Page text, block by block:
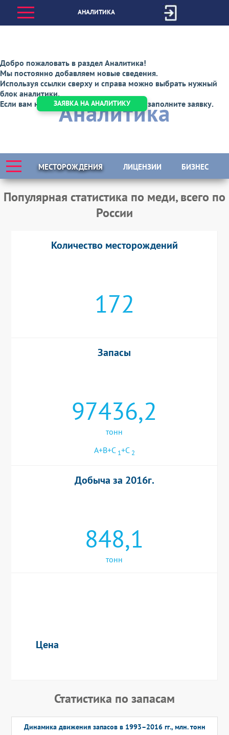
АНАЛИТИКА
Аналитика
Добро пожаловать в раздел Аналитика!
Мы постоянно добавляем новые сведения.
Используя ссылки сверху и справа можно выбрать нужный
блок аналитики.
Если вам нужна специальная аналитика заполните заявку.
ЗАЯВКА НА АНАЛИТИКУ
МЕСТОРОЖДЕНИЯ ЛИЦЕНЗИИ БИЗНЕС
Популярная статистика по меди, всего по
России
Количество месторождений
172
Запасы
97436,2
тонн
A+B+C 1+C 2
Добыча за 2016г.
848,1
тонн
Цена
Статистика по запасам
Динамика движения запасов в 1993–2016 гг., млн. тонн